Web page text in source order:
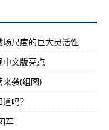
场尺度的巨大灵活性
文版亮点
袭(组图)
吗？
军